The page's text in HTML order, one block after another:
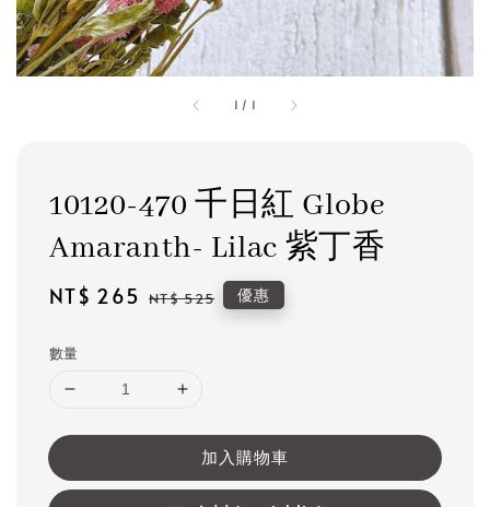
1 / 1
10120-470 千日紅 Globe
Amaranth- Lilac 紫丁香
Sale
NT$ 265 Regular
NT$ 525 優惠
數量
加入購物車